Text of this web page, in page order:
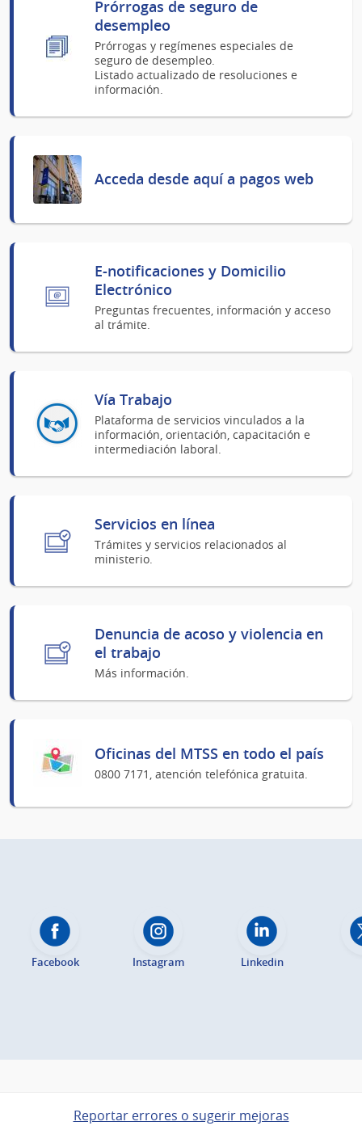
Prórrogas de seguro de
desempleo
Prórrogas y regímenes especiales de
seguro de desempleo.
Listado actualizado de resoluciones e
información.
Acceda desde aquí a pagos web
E-notificaciones y Domicilio
Electrónico
Preguntas frecuentes, información y acceso
al trámite.
Vía Trabajo
Plataforma de servicios vinculados a la
información, orientación, capacitación e
intermediación laboral.
Servicios en línea
Trámites y servicios relacionados al
ministerio.
Denuncia de acoso y violencia en
el trabajo
Más información.
Oficinas del MTSS en todo el país
0800 7171, atención telefónica gratuita.
Facebook Instagram Linkedin
Reportar errores o sugerir mejoras